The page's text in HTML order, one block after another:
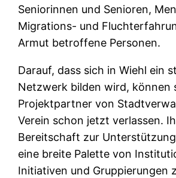
Seniorinnen und Senioren,
Migrations- und
Armut betroffene Personen.
Darauf, dass sich in Wiehl ein
Netzwerk bilden wird, können
Projektpartner von
Verein schon jetzt verlassen.
Bereitschaft zur
eine breite Palette von
Initiativen und Gruppierungen